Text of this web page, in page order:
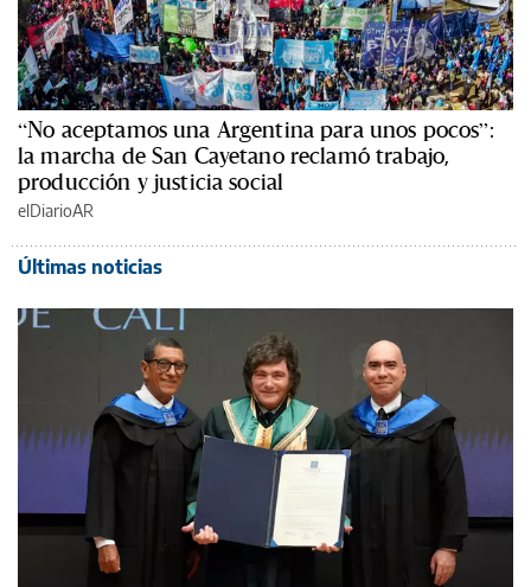
“No aceptamos una Argentina para unos pocos”:
la marcha de San Cayetano reclamó trabajo,
producción y justicia social
elDiarioAR
Últimas noticias